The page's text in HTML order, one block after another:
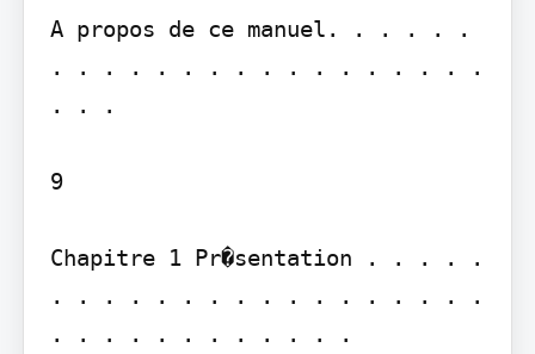
A propos de ce manuel. . . . . .
. . . . . . . . . . . . . . . . .
. . .
9
Chapitre 1 Pr�sentation . . . . .
. . . . . . . . . . . . . . . . .